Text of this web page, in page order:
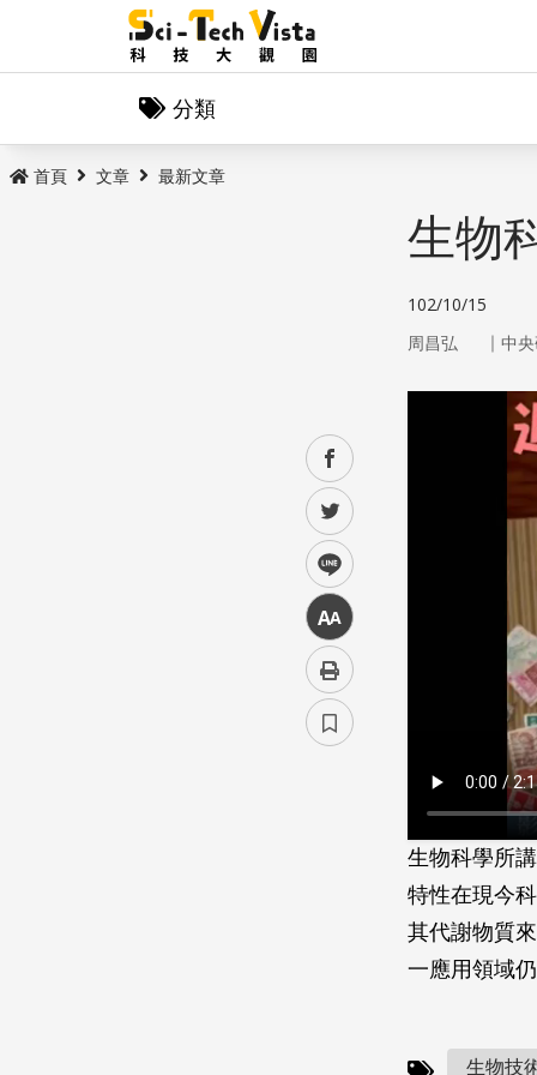
分類
首頁 文章 最新文章
facebook
twitter
line
中
生物
102/10/15
周昌弘 ｜ 中
生物科學所
特性在現今
其代謝物質
一應用領域
生物技